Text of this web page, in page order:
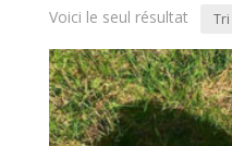
Voici le seul résultat